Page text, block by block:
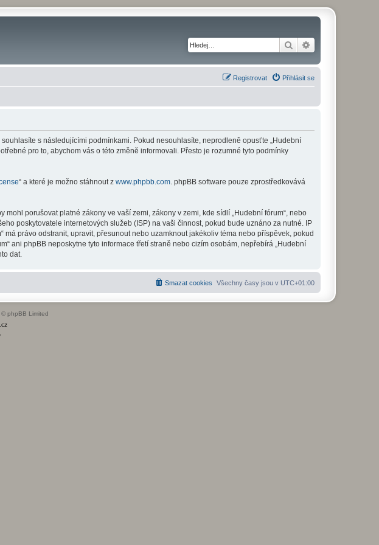
Hledat
Přihlásit se
Registrovat
souhlasíte s následujícími podmínkami. Pokud nesouhlasíte, neprodleně opusťte „Hudební
pro to, abychom vás o této změně informovali. Přesto je rozumné tyto podmínky
“ a které je možno stáhnout z www.phpbb.com . phpBB software pouze zprostředkovává
porušovat platné zákony ve vaší zemi, zákony v zemi, kde sídlí „Hudební fórum“, nebo
poskytovatele internetových služeb (ISP) na vaši činnost, pokud bude uznáno za nutné. IP
právo odstranit, upravit, přesunout nebo uzamknout jakékoliv téma nebo příspěvek, pokud
ani phpBB neposkytne tyto informace třetí straně nebo cizím osobám, nepřebírá „Hudební
dat.
Všechny časy jsou v UTC+01:00
Smazat cookies
phpBB Limited